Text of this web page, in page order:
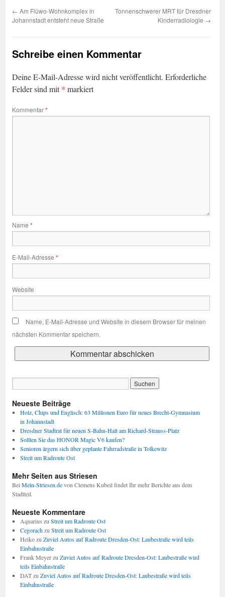
← Am Flüwo-Wohnkomplex in
Johannstadt entsteht neue Straße
Tonnenschwerer MRT für Dresdner
Kinderradiologie →
Schreibe einen Kommentar
Deine E-Mail-Adresse wird nicht veröffentlicht. Erforderliche
Felder sind mit* markiert
Kommentar*
Name *
E-Mail-Adresse *
Website
Name, E-Mail-Adresse und Website in diesem Browser für meinen
nächsten Kommentar speichern.
Neueste Beiträge
Holz, Chips und Englisch: 63 Millionen Euro für neues Brecht-Gymnasium
in Johannstadt
Dresdner Stadtrat für neuen S-Bahn-Halt am Richard-Strauss-Platz
Sollten Sie das HONOR Magic V6 kaufen?
Senioren ärgern sich über geplante Fahrradstraße in Tolkewitz
Streit um Radroute Ost
Mehr Seiten aus Striesen
BeiMein-Striesen.devon Clemens Kubeil findet Ihr mehr Berichte aus dem
Stadtteil.
Neueste Kommentare
Aquarius zuStreit um Radroute Ost
CegorachzuStreit um Radroute Ost
HeikozuZuviel Autos auf Radroute Dresden-Ost: Laubestraße wird teils
Einbahnstraße
Frank MeyerzuZuviel Autos auf Radroute Dresden-Ost: Laubestraße wird
teils Einbahnstraße
DATzuZuviel Autos auf Radroute Dresden-Ost: Laubestraße wird teils
Einbahnstraße